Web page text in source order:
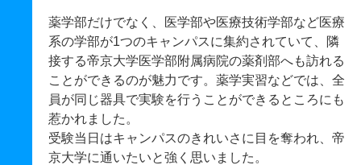
薬学部だけでなく、医学部や医療技術学部など医療
系の学部が1つのキャンパスに集約されていて、隣
接する帝京大学医学部附属病院の薬剤部へも訪れる
ことができるのが魅力です。薬学実習などでは、全
員が同じ器具で実験を行うことができるところにも
惹かれました。
受験当日はキャンパスのきれいさに目を奪われ、帝
京大学に通いたいと強く思いました。